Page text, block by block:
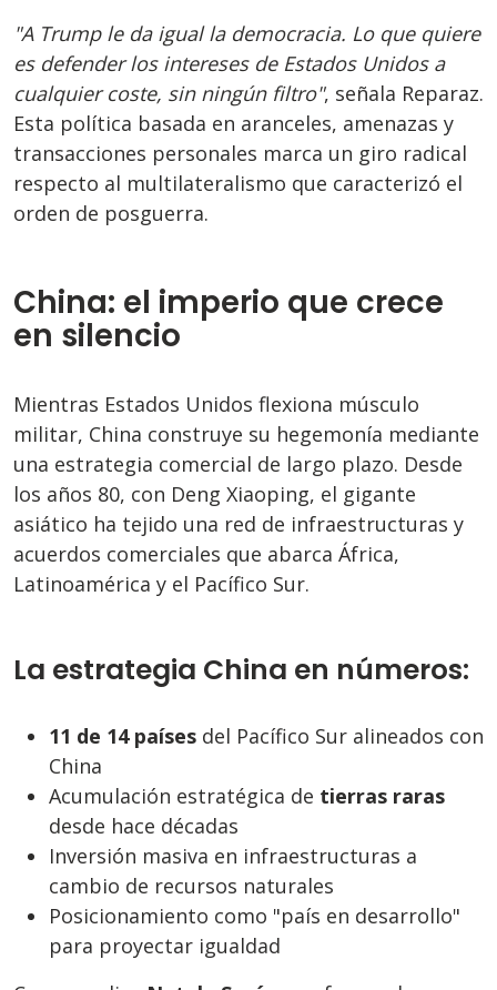
"A Trump le da igual la democracia. Lo que quiere
es defender los intereses de Estados Unidos a
cualquier coste, sin ningún filtro", señala Reparaz.
Esta política basada en aranceles, amenazas y
transacciones personales marca un giro radical
respecto al multilateralismo que caracterizó el
orden de posguerra.
China: el imperio que crece
en silencio
Mientras Estados Unidos flexiona músculo
militar, China construye su hegemonía mediante
una estrategia comercial de largo plazo. Desde
los años 80, con Deng Xiaoping, el gigante
asiático ha tejido una red de infraestructuras y
acuerdos comerciales que abarca África,
Latinoamérica y el Pacífico Sur.
La estrategia China en números:
11 de 14 países del Pacífico Sur alineados con
China
Acumulación estratégica de tierras raras
desde hace décadas
Inversión masiva en infraestructuras a
cambio de recursos naturales
Posicionamiento como "país en desarrollo"
para proyectar igualdad